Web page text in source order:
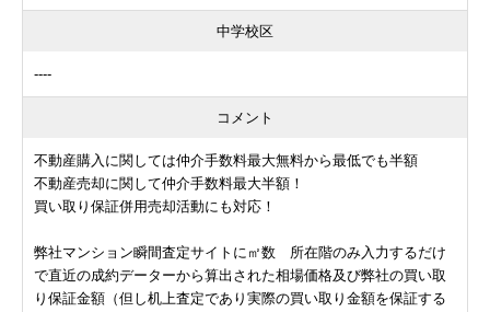
中学校区
----
コメント
不動産購入に関しては仲介手数料最大無料から最低でも半額
不動産売却に関して仲介手数料最大半額！
買い取り保証併用売却活動にも対応！
弊社マンション瞬間査定サイトに㎡数 所在階のみ入力するだけ
で直近の成約データーから算出された相場価格及び弊社の買い取
り保証金額（但し机上査定であり実際の買い取り金額を保証する